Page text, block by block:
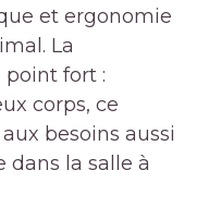
et ergonomie
La
fort :
corps, ce
besoins aussi
dans la salle à